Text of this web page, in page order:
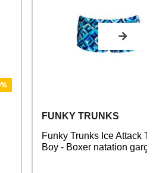
FUNKY TRUNKS
Funky Trunks Ice Attack
Boy - Boxer natation